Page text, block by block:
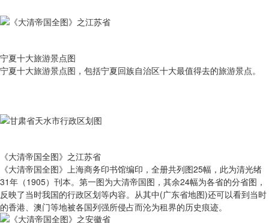
宁夏十大旅游景点图
宁夏十大旅游景点图，包括宁夏回族自治区十大最值得去的旅游景点。
《大清帝国全图》之江苏省
《大清帝国全图》上海商务印书馆编印，全册共列图25幅，此为清光绪
31年（1905）刊本。第一图为大清帝国图，其余24幅为各省的分省图，
反映了当时我国的行政区划等内容。从其中(广东省地图)还可以看到当时
的香港、澳门等地被各国列强所侵占而沦为租界的历史痕迹。